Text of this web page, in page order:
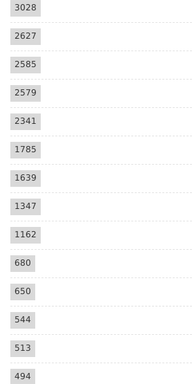
3028
2627
2585
2579
2341
1785
1639
1347
1162
680
650
544
513
494